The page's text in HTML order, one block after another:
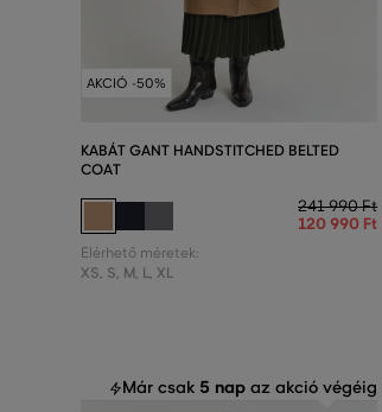
AKCIÓ -50%
KABÁT GANT HANDSTITCHED BELTED
COAT
241 990 Ft
120 990 Ft
Elérhető méretek:
XS, S, M, L, XL
Már csak 5 nap az akció végéig